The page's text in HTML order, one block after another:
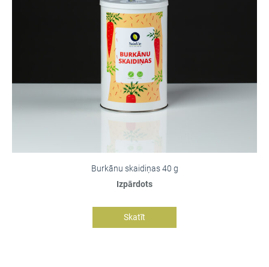
Burkānu skaidiņas 40 g
Izpārdots
Skatīt